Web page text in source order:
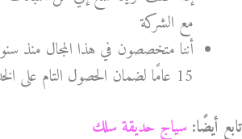
مع الشركة
أننا متخصصون في هذا المجال منذ
15 عامًا لضمان الحصول التام على الخدمة الأمنه
تابع أيضًا: سياج حديقة سلك